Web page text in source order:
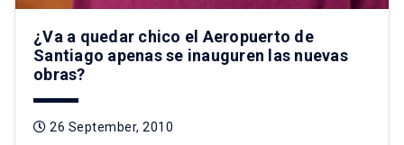
¿Va a quedar chico el Aeropuerto de
Santiago apenas se inauguren las nuevas
obras?
26 September, 2010